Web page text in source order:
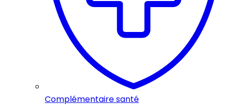
Complémentaire santé